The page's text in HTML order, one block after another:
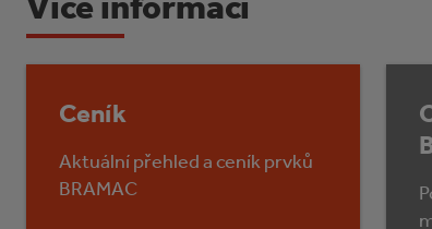
Ceník
Aktuální přehled a ceník prvků
BRAMAC